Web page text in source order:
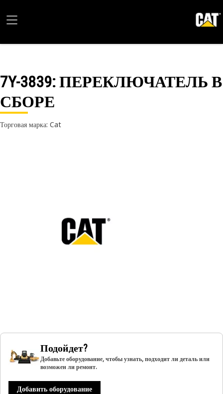
7Y-3839: ПЕРЕКЛЮЧАТЕЛЬ В
СБОРЕ
Торговая марка: Cat
Подойдет?
Добавьте оборудование, чтобы узнать, подходит ли деталь или
возможен ли ремонт.
Добавить оборудование